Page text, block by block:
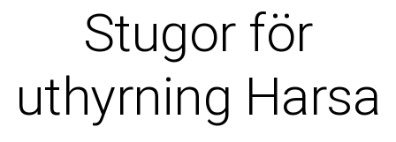
Stugor för
uthyrning Harsa